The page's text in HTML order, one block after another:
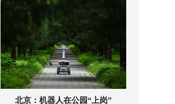
北京：机器人在公园“上岗”